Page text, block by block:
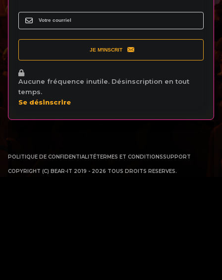
JE M'INSCRIT
Aucune fréquence inutile. Désinscription en tout
temps.
Se désinscrire
POLITIQUE DE CONFIDENTIALITÉTERMES ET CONDITIONSSUPPORT
COPYRIGHT (C) BEAR-IT 2019 - 2026 TOUS DROITS RESERVES.